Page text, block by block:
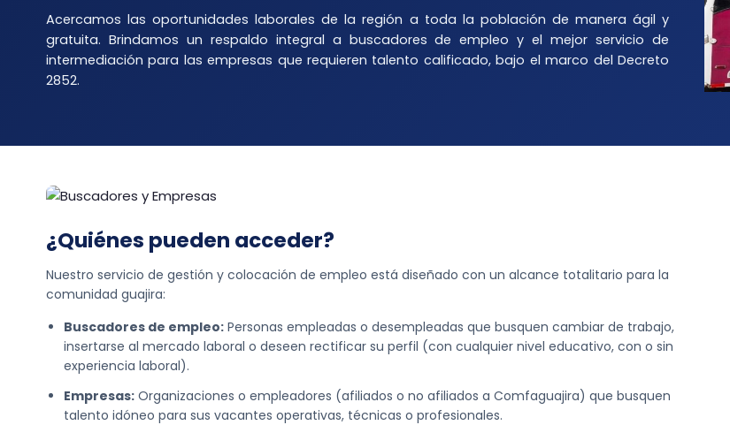
Acercamos las oportunidades laborales de la región a toda la población de manera ágil y
gratuita. Brindamos un respaldo integral a buscadores de empleo y el mejor servicio de
intermediación para las empresas que requieren talento calificado, bajo el marco del Decreto
2852.
¿Quiénes pueden acceder?
Nuestro servicio de gestión y colocación de empleo está diseñado con un alcance totalitario para la
comunidad guajira:
Buscadores de empleo: Personas empleadas o desempleadas que busquen cambiar de trabajo,
insertarse al mercado laboral o deseen rectificar su perfil (con cualquier nivel educativo, con o sin
experiencia laboral).
Empresas: Organizaciones o empleadores (afiliados o no afiliados a Comfaguajira) que busquen
talento idóneo para sus vacantes operativas, técnicas o profesionales.